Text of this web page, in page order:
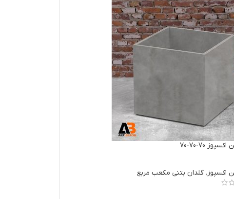
70-70-70
اکسپوز, گلدان بتنی مکعب مربع